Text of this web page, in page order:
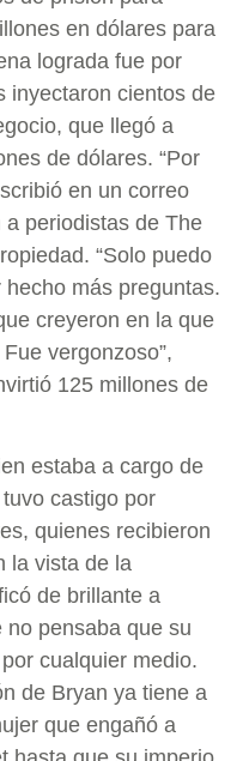
en dólares para
lograda fue por
inyectaron cientos de
que llegó a
de dólares. “Por
en un correo
periodistas de The
“Solo puedo
más preguntas.
creyeron en la que
vergonzoso”,
125 millones de
estaba a cargo de
castigo por
quienes recibieron
la vista de la
de brillante a
pensaba que su
cualquier medio.
de Bryan ya tiene a
que engañó a